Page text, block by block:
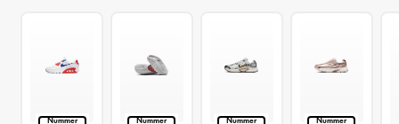
Nummer Nummer Nummer Nummer